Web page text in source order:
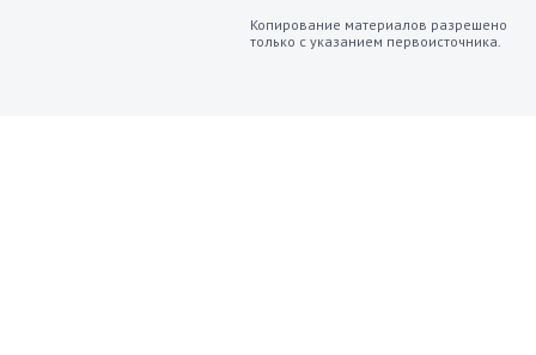
Копирование материалов разрешено
только с указанием первоисточника.